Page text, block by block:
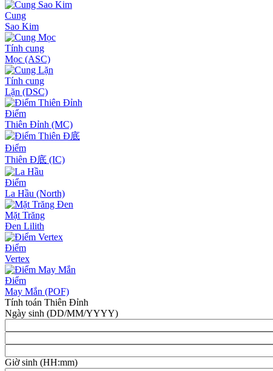
Cung
Sao Kim
Tính cung
Mọc (ASC)
Tính cung
Lặn (DSC)
Điểm
Thiên Đỉnh (MC)
Điểm
Thiên Đ底 (IC)
Điểm
La Hầu (North)
Mặt Trăng
Đen Lilith
Điểm
Vertex
Điểm
May Mắn (POF)
Tính toán Thiên Đỉnh
Ngày sinh (DD/MM/YYYY)
Giờ sinh (HH:mm)